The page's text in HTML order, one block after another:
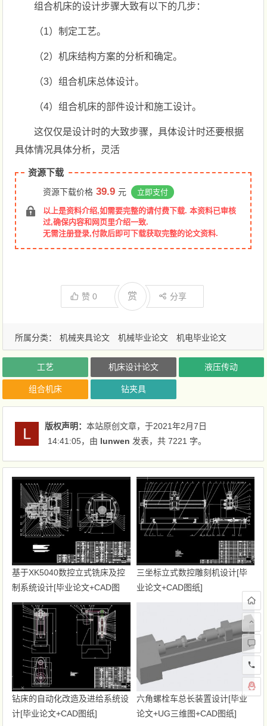
组合机床的设计步骤大致有以下的几步：
（1）制定工艺。
（2）机床结构方案的分析和确定。
（3）组合机床总体设计。
（4）组合机床的部件设计和施工设计。
这仅仅是设计时的大致步骤，具体设计时还要根据
具体情况具体分析，灵活
资源下载
资源下载价格 39.9 元 立即支付
以上是资料介绍,如需要完整的请付费下载. 本资料已审核
过,确保内容和网页里介绍一致.
无需注册登录,付款后即可下载获取完整的论文资料.
赞0 赏 分享
所属分类： 机械夹具论文 机械毕业论文 机电毕业论文
工艺 机床设计论文 液压传动
组合机床 钻夹具
版权声明：本站原创文章，于2021年2月7日
14:41:05，由 lunwen 发表，共 7221 字。
基于XK5040数控立式铣床及控
制系统设计[毕业论文+CAD图
纸]
三坐标立式数控雕刻机设计[毕
业论文+CAD图纸]
钻床的自动化改造及进给系统设
计[毕业论文+CAD图纸]
六角螺栓车总长装置设计[毕业
论文+UG三维图+CAD图纸]